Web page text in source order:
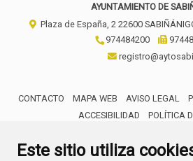
Este sitio utiliza
AYUNTAMIENTO DE
Plaza de España, 2 22600
974484200
CONTACTO MAPA WEB AVISO LEGAL
ACCESIBILIDAD
POLÍTICA